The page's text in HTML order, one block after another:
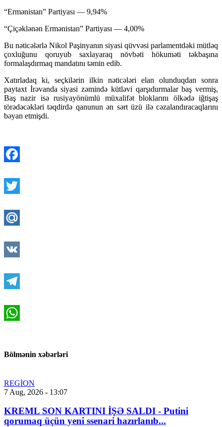
“Ermənistan” Partiyası — 9,94%
“Çiçəklənən Ermənistan” Partiyası — 4,00%
Bu nəticələrlə Nikol Paşinyanın siyasi qüvvəsi parlamentdəki mütləq
çoxluğunu qoruyub saxlayaraq növbəti hökuməti təkbaşına
formalaşdırmaq mandatını təmin edib.
Xatırladaq ki, seçkilərin ilkin nəticələri elan olunduqdan sonra
paytaxt İrəvanda siyasi zəmində kütləvi qarşıdurmalar baş vermiş,
Baş nazir isə rusiyayönümlü müxalifət bloklarını ölkədə iğtişaş
törədəcəkləri təqdirdə qanunun ən sərt üzü ilə cəzalandıracaqlarını
bəyan etmişdi.
Bölmənin xəbərləri
REGİON
7 Aug, 2026 - 13:07
KREML SON KARTINI İŞƏ SALDI - Putini
qorumaq üçün yeni ssenari hazırlanıb...